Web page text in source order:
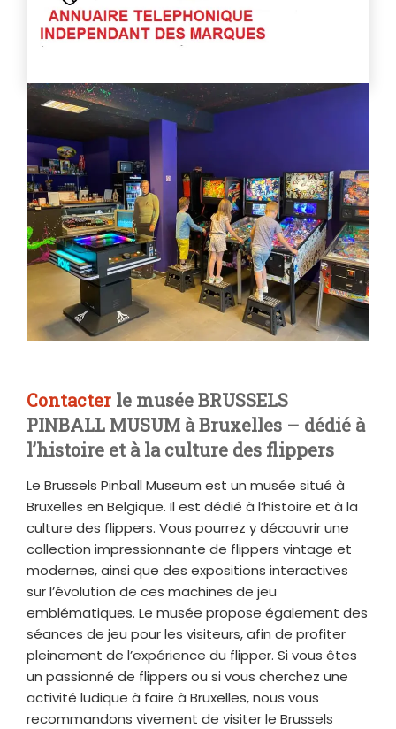
Contacter le musée BRUSSELS
PINBALL MUSUM à Bruxelles – dédié à
l’histoire et à la culture des flippers
Le Brussels Pinball Museum est un musée situé à
Bruxelles en Belgique. Il est dédié à l’histoire et à la
culture des flippers. Vous pourrez y découvrir une
collection impressionnante de flippers vintage et
modernes, ainsi que des expositions interactives
sur l’évolution de ces machines de jeu
emblématiques. Le musée propose également des
séances de jeu pour les visiteurs, afin de profiter
pleinement de l’expérience du flipper. Si vous êtes
un passionné de flippers ou si vous cherchez une
activité ludique à faire à Bruxelles, nous vous
recommandons vivement de visiter le Brussels